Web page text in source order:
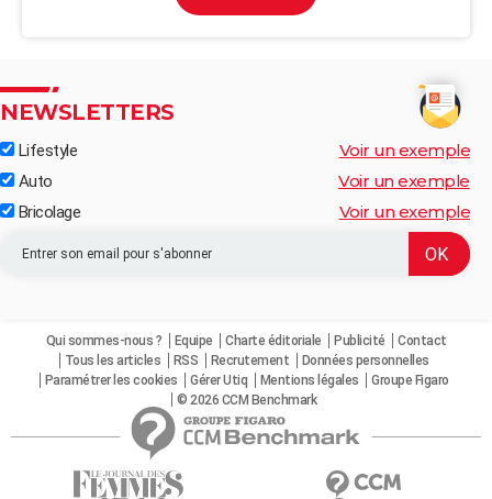
NEWSLETTERS
Lifestyle Voir un exemple
Auto Voir un exemple
Bricolage Voir un exemple
Qui sommes-nous ? Equipe Charte éditoriale Publicité
Contact
Tous les articles
RSS Recrutement
Données personnelles
Paramétrer les cookies
Gérer Utiq Mentions légales
Groupe Figaro
© 2026 CCM Benchmark